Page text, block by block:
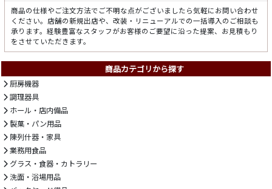
商品の仕様やご注文方法でご不明な点がございましたら気軽にお問い合わせ
ください。店舗の新規出店や、改装・リニューアルでの一括導入のご相談も
承ります。経験豊富なスタッフがお客様のご要望に沿った提案、お見積もり
をさせていただきます。
商品カテゴリから探す
厨房機器
調理器具
ホール・店内備品
製菓・パン用品
陳列什器・家具
業務用食品
グラス・食器・カトラリー
洗面・浴場用品